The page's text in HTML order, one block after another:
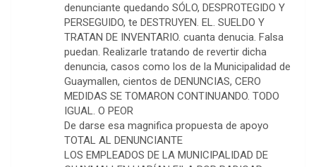
denunciante quedando SÓLO, DESPROTEGIDO Y
PERSEGUIDO, te DESTRUYEN. EL. SUELDO Y
TRATAN DE INVENTARIO. cuanta denucia. Falsa
puedan. Realizarle tratando de revertir dicha
denuncia, casos como los de la Municipalidad de
Guaymallen, cientos de DENUNCIAS, CERO
MEDIDAS SE TOMARON CONTINUANDO. TODO
IGUAL. O PEOR
De darse esa magnifica propuesta de apoyo
TOTAL AL DENUNCIANTE
LOS EMPLEADOS DE LA MUNICIPALIDAD DE